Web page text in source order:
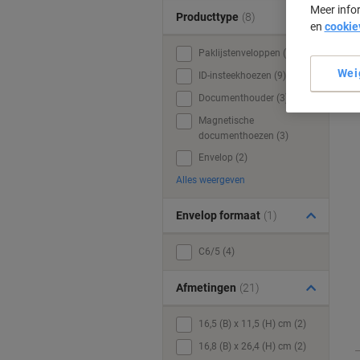
Producttype (8)
Paklijstenveloppen (16)
ID-insteekhoezen (9)
Documenthouder (3)
Magnetische
documenthoezen (3)
Envelop (2)
Alles weergeven
Envelop formaat (1)
C6/5 (4)
Afmetingen (21)
16,5 (B) x 11,5 (H) cm (2)
16,8 (B) x 26,4 (H) cm (2)
Meer
en